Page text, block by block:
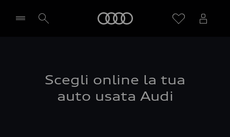
Scegli online la tua
auto usata Audi